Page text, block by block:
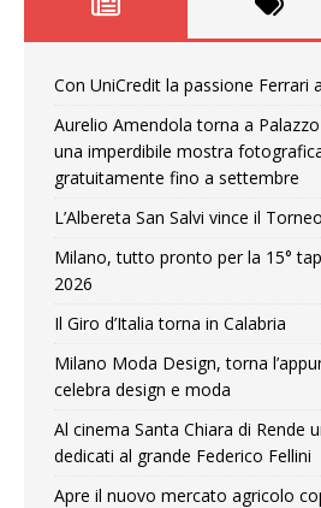
Con UniCredit la passione Ferrari
Aurelio Amendola torna a
una imperdibile mostra
gratuitamente fino a settembre
L’Albereta San Salvi vince il
Milano, tutto pronto per la 15°
2026
Il Giro d’Italia torna in Calabria
Milano Moda Design, torna
celebra design e moda
Al cinema Santa Chiara di Rende
dedicati al grande Federico Fellini
Apre il nuovo mercato agricolo